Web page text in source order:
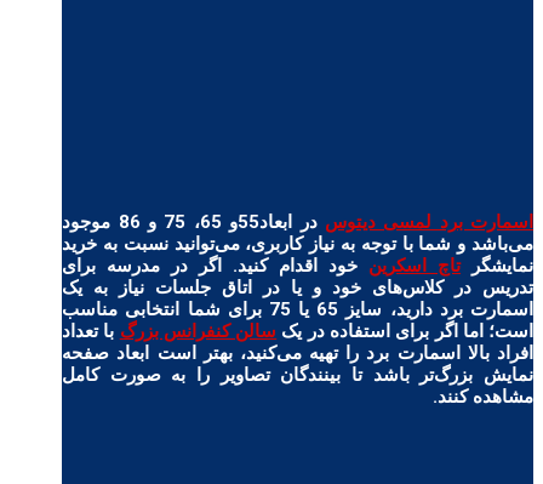
اسمارت برد لمسی دیتوس
در ابعاد55و 65، 75 و 86 موجود
می‌باشد و شما با توجه به نیاز کاربری، می‌توانید نسبت به خرید
نمایشگرتاچ اسکرین خود اقدام کنید. اگر در مدرسه برای
تدریس در کلاس‌های خود و یا در اتاق جلسات نیاز به یک
اسمارت برد دارید، سایز 65 یا 75 برای شما انتخابی مناسب
است؛ اما اگر برای استفاده در یک سالن کنفرانس بزرگ با تعداد
افراد بالا اسمارت برد را تهیه می‌کنید، بهتر است ابعاد صفحه
نمایش بزرگ‌تر باشد تا بینندگان تصاویر را به صورت کامل
مشاهده کنند.